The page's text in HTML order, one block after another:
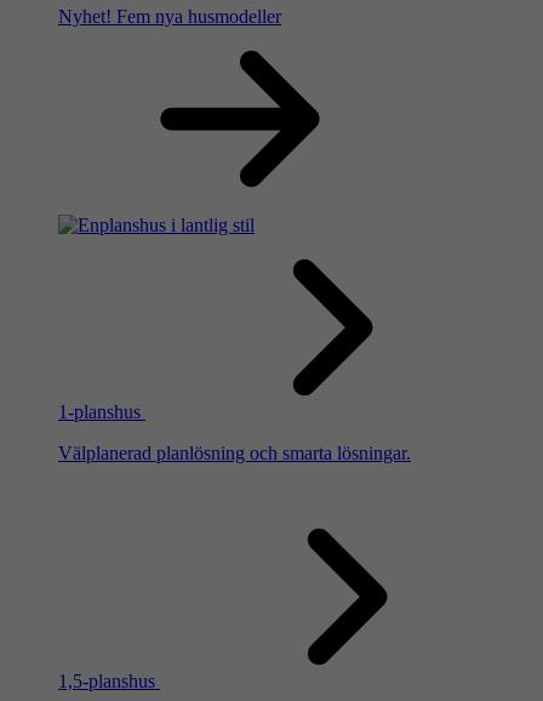
Nyhet! Fem nya husmodeller
1-planshus
Välplanerad planlösning och smarta lösningar.
1,5-planshus